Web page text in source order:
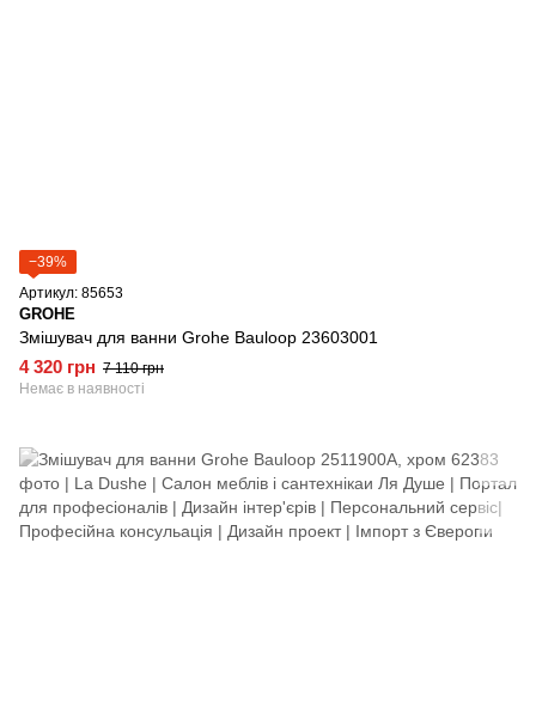
−39%
Артикул: 85653
GROHE
Змішувач для ванни Grohe Bauloop 23603001
4 320 грн 7 110 грн
Немає в наявності